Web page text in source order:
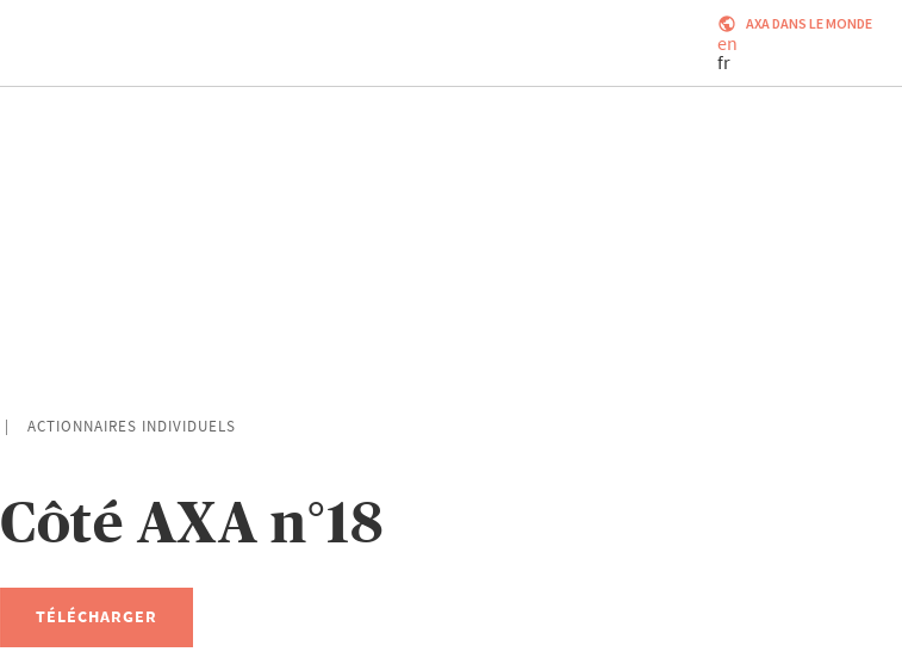
AXA DANS LE MONDE
en
fr
ACTIONNAIRES INDIVIDUELS
Côté AXA n°18
TÉLÉCHARGER